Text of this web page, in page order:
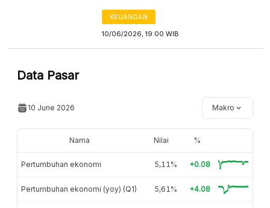
KEUANGAN
10/06/2026, 19:00 WIB
Data Pasar
10 June 2026 Makro
Nama Nilai %
Pertumbuhan ekonomi 5,11% +0.08
Pertumbuhan ekonomi (yoy) (Q1) 5,61% +4.08